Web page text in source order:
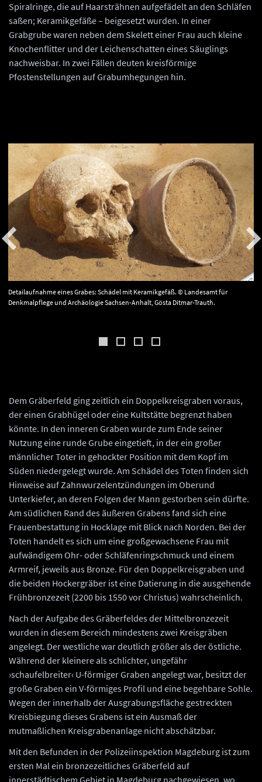
Spiralringe, die auf Haarsträhnen aufgefädelt an den Schläfen
saßen; Keramikgefäße – beigesetzt wurden. In einer
Grabgrube waren neben dem Skelett einer Frau auch kleine
Knochenflitter und der Leichenschatten eines Säuglings
nachweisbar. In zwei Fällen deuten kreisförmige
Pfostenstellungen auf Grabumhegungen hin.
Detailaufnahme eines Grabes: Schädel mit Keramikgefäß. © Landesamt für
Denkmalpflege und Archäologie Sachsen-Anhalt, Gösta Ditmar-Trauth.
Dem Gräberfeld ging zeitlich ein Doppelkreisgraben voraus,
der einen Grabhügel oder eine Kultstätte begrenzt haben
könnte. In den inneren Graben wurde zum Ende seiner
Nutzung eine runde Grube eingetieft, in der ein großer
männlicher Toter in gehockter Position mit dem Kopf im
Süden niedergelegt wurde. Am Schädel des Toten finden sich
Hinweise auf Zahnwurzelentzündungen im Oberund
Unterkiefer, an deren Folgen der Mann gestorben sein dürfte.
Am südlichen Rand des äußeren Grabens fand sich eine
Frauenbestattung in Hocklage mit Blick nach Norden. Bei der
Toten handelt es sich um eine großgewachsene Frau mit
aufwändigem Ohr- oder Schläfenringschmuck und einem
Armreif, jeweils aus Bronze. Für den Doppelkreisgraben und
die beiden Hockergräber ist eine Datierung in die ausgehende
Frühbronzezeit (2200 bis 1550 vor Christus) wahrscheinlich.
Nach der Aufgabe des Gräberfeldes der Mittelbronzezeit
wurden in diesem Bereich mindestens zwei Kreisgräben
angelegt. Der westliche war deutlich größer als der östliche.
Während der kleinere als schlichter, ungefähr
›schaufelbreiter‹ U-förmiger Graben angelegt war, besitzt der
große Graben ein V-förmiges Profil und eine begehbare Sohle.
Wegen der innerhalb der Ausgrabungsfläche gestreckten
Kreisbiegung dieses Grabens ist ein Ausmaß der
mutmaßlichen Kreisgrabenanlage nicht abschätzbar.
Mit den Befunden in der Polizeiinspektion Magdeburg ist zum
ersten Mal ein bronzezeitliches Gräberfeld auf